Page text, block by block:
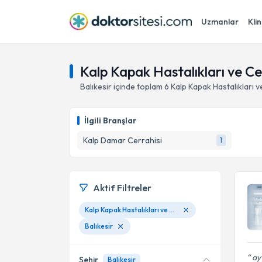
Uzmanlar
Kalp Kapak Hastalıkları ve
Balıkesiriçinde toplam 6 Kalp Kapak Hastalıkları
İlgili Branşlar
Kalp Damar Cerrahisi
1
ay
Aktif Filtreler
Kalp Kapak Hastalıkları ve Cerrahi Tedavileri
Balıkesir
Şehir Balıkesir